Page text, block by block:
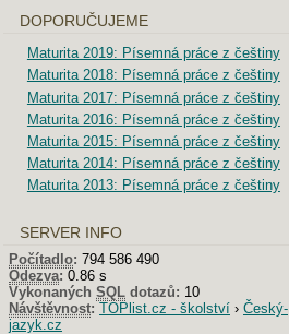
DOPORUČUJEME
Maturita 2019: Písemná práce z češtiny
Maturita 2018: Písemná práce z češtiny
Maturita 2017: Písemná práce z češtiny
Maturita 2016: Písemná práce z češtiny
Maturita 2015: Písemná práce z češtiny
Maturita 2014: Písemná práce z češtiny
Maturita 2013: Písemná práce z češtiny
SERVER INFO
Počítadlo: 794 586 490
Odezva: 0.86 s
Vykonaných SQL dotazů: 10
Návštěvnost: TOPlist.cz - školství › Český-
jazyk.cz